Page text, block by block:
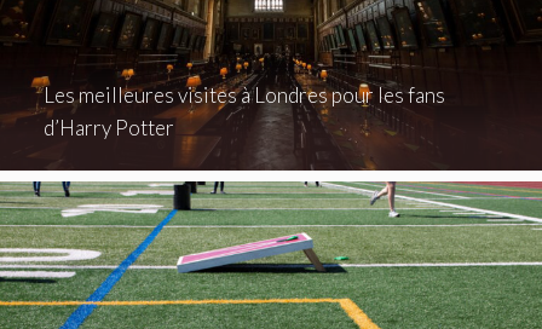
Les meilleures visites à Londres pour les fans
d’Harry Potter